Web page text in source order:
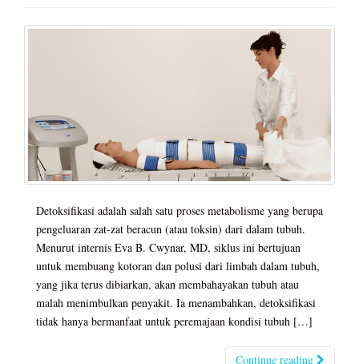
Detoksifikasi adalah salah satu proses metabolisme yang berupa
pengeluaran zat-zat beracun (atau toksin) dari dalam tubuh.
Menurut internis Eva B. Cwynar, MD, siklus ini bertujuan
untuk membuang kotoran dan polusi dari limbah dalam tubuh,
yang jika terus dibiarkan, akan membahayakan tubuh atau
malah menimbulkan penyakit. Ia menambahkan, detoksifikasi
tidak hanya bermanfaat untuk peremajaan kondisi tubuh […]
Continue reading